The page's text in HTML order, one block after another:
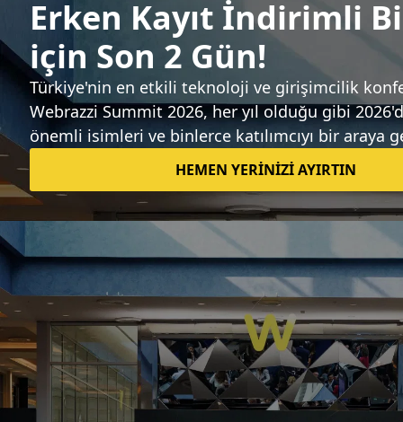
Sıradaki haber
İklim teknolojisi girişimi Spiritus, 30
milyon dolar yatırım aldı